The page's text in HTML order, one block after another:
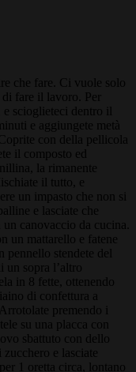
che fare. Ci vuole solo
fare il lavoro. Per
scioglieteci dentro il
e aggiungete metà
con della pellicola
il composto ed
la rimanente
il tutto, e
un impasto che non si
e lasciate che
canovaccio da cucina.
un mattarello e fatene
stendete del
un sopra l’altro
in 8 fette, ottenendo
di confettura a
premendo i
su una placca con
sbattuto con dello
e lasciate
1 oretta circa, lontano